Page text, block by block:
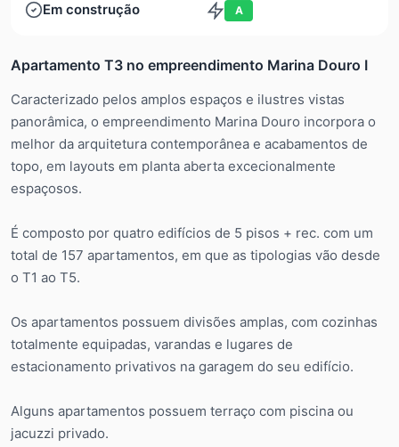
Em construção
A
Apartamento T3 no empreendimento Marina Douro I
Caracterizado pelos amplos espaços e ilustres vistas
panorâmica, o empreendimento Marina Douro incorpora o
melhor da arquitetura contemporânea e acabamentos de
topo, em layouts em planta aberta excecionalmente
espaçosos.
É composto por quatro edifícios de 5 pisos + rec. com um
total de 157 apartamentos, em que as tipologias vão desde
o T1 ao T5.
Os apartamentos possuem divisões amplas, com cozinhas
totalmente equipadas, varandas e lugares de
estacionamento privativos na garagem do seu edifício.
Alguns apartamentos possuem terraço com piscina ou
jacuzzi privado.